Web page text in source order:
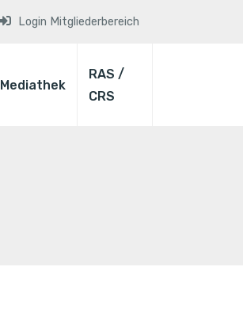
Login Mitgliederbereich
Mediathek
RAS /
CRS